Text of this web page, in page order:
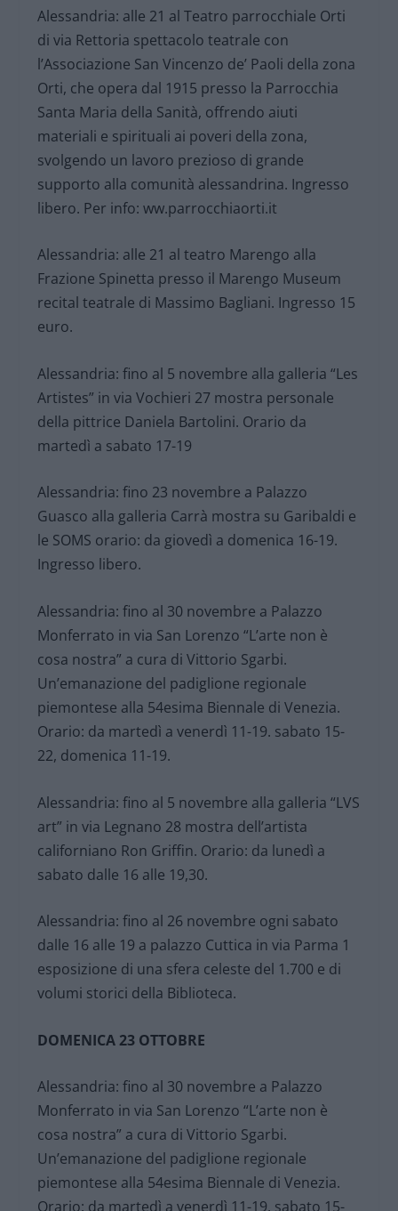
Alessandria: alle 21 al Teatro parrocchiale Orti
di via Rettoria spettacolo teatrale con
l’Associazione San Vincenzo de’ Paoli della zona
Orti, che opera dal 1915 presso la Parrocchia
Santa Maria della Sanità, offrendo aiuti
materiali e spirituali ai poveri della zona,
svolgendo un lavoro prezioso di grande
supporto alla comunità alessandrina. Ingresso
libero. Per info: ww.parrocchiaorti.it
Alessandria: alle 21 al teatro Marengo alla
Frazione Spinetta presso il Marengo Museum
recital teatrale di Massimo Bagliani. Ingresso 15
euro.
Alessandria: fino al 5 novembre alla galleria “Les
Artistes” in via Vochieri 27 mostra personale
della pittrice Daniela Bartolini. Orario da
martedì a sabato 17-19
Alessandria: fino 23 novembre a Palazzo
Guasco alla galleria Carrà mostra su Garibaldi e
le SOMS orario: da giovedì a domenica 16-19.
Ingresso libero.
Alessandria: fino al 30 novembre a Palazzo
Monferrato in via San Lorenzo “L’arte non è
cosa nostra” a cura di Vittorio Sgarbi.
Un’emanazione del padiglione regionale
piemontese alla 54esima Biennale di Venezia.
Orario: da martedì a venerdì 11-19. sabato 15-
22, domenica 11-19.
Alessandria: fino al 5 novembre alla galleria “LVS
art” in via Legnano 28 mostra dell’artista
californiano Ron Griffin. Orario: da lunedì a
sabato dalle 16 alle 19,30.
Alessandria: fino al 26 novembre ogni sabato
dalle 16 alle 19 a palazzo Cuttica in via Parma 1
esposizione di una sfera celeste del 1.700 e di
volumi storici della Biblioteca.
DOMENICA 23 OTTOBRE
Alessandria: fino al 30 novembre a Palazzo
Monferrato in via San Lorenzo “L’arte non è
cosa nostra” a cura di Vittorio Sgarbi.
Un’emanazione del padiglione regionale
piemontese alla 54esima Biennale di Venezia.
Orario: da martedì a venerdì 11-19. sabato 15-